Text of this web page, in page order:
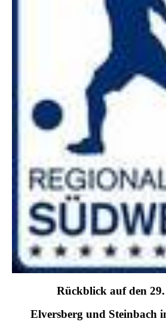
Rückblick auf den
Elversberg und Steinbach